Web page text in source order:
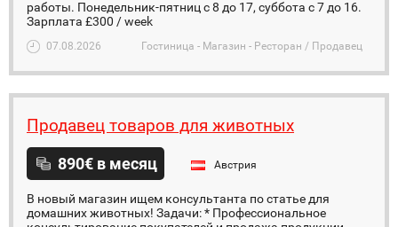
работы. Понедельник-пятниц с 8 до 17, суббота с 7 до 16.
Зарплата £300 / week
07.08.2026 Гостиница - Магазин - Ресторан / Продавец
Продавец товаров для животных
890€ в месяц Австрия
В новый магазин ищем консультанта по статье для
домашних животных! Задачи: * Профессиональное